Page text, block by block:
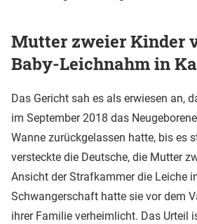
Mutter zweier Kinder
Baby-Leichnahm in
Das Gericht sah es als erwiesen an,
im September 2018 das
Wanne zurückgelassen hatte, bis es
versteckte die Deutsche, die Mutter
Ansicht der Strafkammer die Leiche
Schwangerschaft hatte sie vor dem
ihrer Familie verheimlicht. Das Urteil